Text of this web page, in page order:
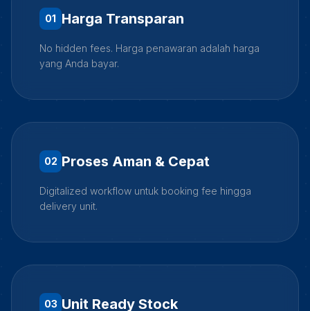
01 Harga Transparan
No hidden fees. Harga penawaran adalah harga
yang Anda bayar.
02 Proses Aman & Cepat
Digitalized workflow untuk booking fee hingga
delivery unit.
03 Unit Ready Stock